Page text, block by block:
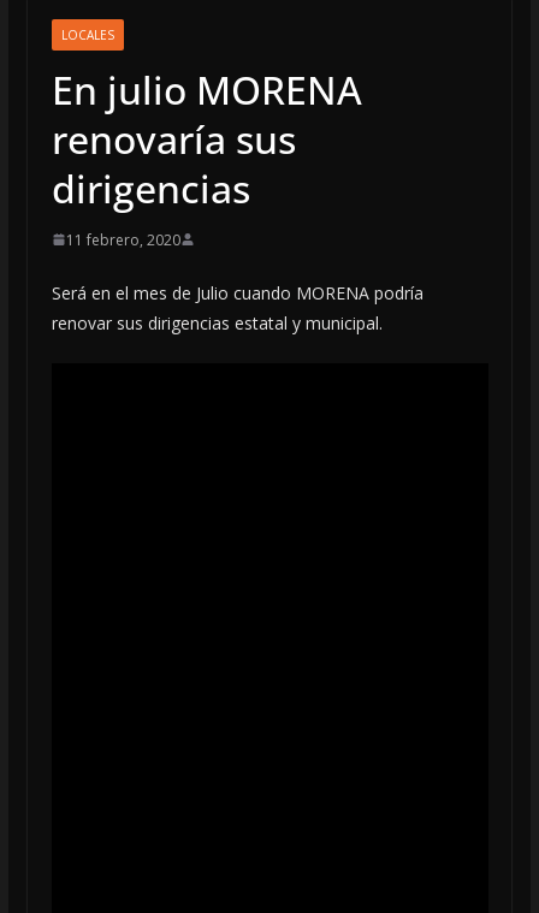
LOCALES
En julio MORENA
renovaría sus
dirigencias
11 febrero, 2020
Será en el mes de Julio cuando MORENA podría
renovar sus dirigencias estatal y municipal.